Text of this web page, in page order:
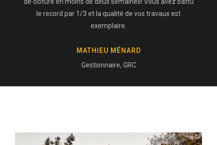
le record par 1/3 et la qualité de vos travaux est
exemplaire.
MATHIEU MÉNARD
Gestionnaire, GRC